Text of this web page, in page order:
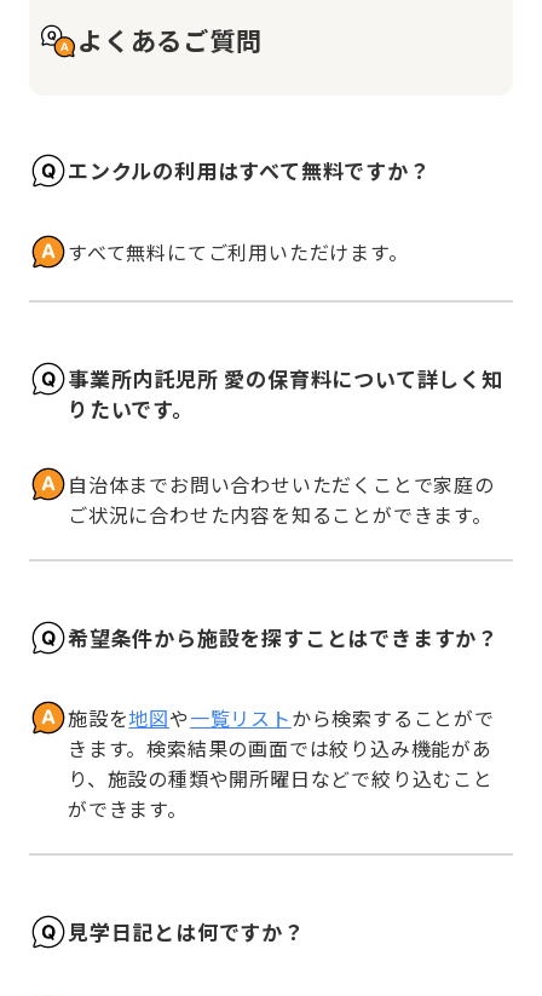
よくあるご質問
エンクルの利用はすべて無料ですか？
すべて無料にてご利用いただけます。
事業所内託児所 愛の保育料について詳しく知
りたいです。
自治体までお問い合わせいただくことで家庭の
ご状況に合わせた内容を知ることができます。
希望条件から施設を探すことはできますか？
施設を地図や一覧リストから検索することがで
きます。検索結果の画面では絞り込み機能があ
り、施設の種類や開所曜日などで絞り込むこと
ができます。
見学日記とは何ですか？